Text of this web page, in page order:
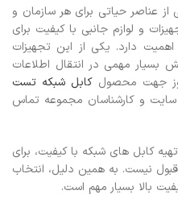
از عناصر حیاتی برای هر سازمان و
و لوازم جانبی با کیفیت برای
دارد. یکی از این تجهیزات
مهمی در انتقال اطلاعات
جهت محصول کابل شبکه تست
و کارشناسان مجموعه تماس
کابل های شبکه با کیفیت، برای
نیست. به همین دلیل، انتخاب
بالا بسیار مهم است.